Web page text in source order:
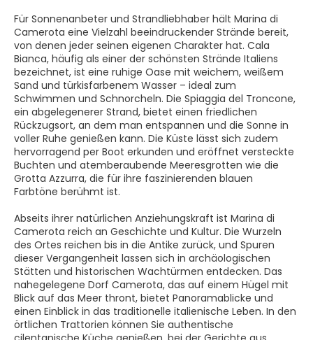
Für Sonnenanbeter und Strandliebhaber hält Marina di
Camerota eine Vielzahl beeindruckender Strände bereit,
von denen jeder seinen eigenen Charakter hat. Cala
Bianca, häufig als einer der schönsten Strände Italiens
bezeichnet, ist eine ruhige Oase mit weichem, weißem
Sand und türkisfarbenem Wasser – ideal zum
Schwimmen und Schnorcheln. Die Spiaggia del Troncone,
ein abgelegenerer Strand, bietet einen friedlichen
Rückzugsort, an dem man entspannen und die Sonne in
voller Ruhe genießen kann. Die Küste lässt sich zudem
hervorragend per Boot erkunden und eröffnet versteckte
Buchten und atemberaubende Meeresgrotten wie die
Grotta Azzurra, die für ihre faszinierenden blauen
Farbtöne berühmt ist.
Abseits ihrer natürlichen Anziehungskraft ist Marina di
Camerota reich an Geschichte und Kultur. Die Wurzeln
des Ortes reichen bis in die Antike zurück, und Spuren
dieser Vergangenheit lassen sich in archäologischen
Stätten und historischen Wachtürmen entdecken. Das
nahegelegene Dorf Camerota, das auf einem Hügel mit
Blick auf das Meer thront, bietet Panoramablicke und
einen Einblick in das traditionelle italienische Leben. In den
örtlichen Trattorien können Sie authentische